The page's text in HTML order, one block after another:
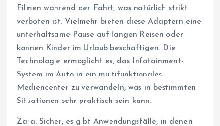
Filmen während der Fahrt, was natürlich strikt
verboten ist. Vielmehr bieten diese Adaptern eine
unterhaltsame Pause auf langen Reisen oder
können Kinder im Urlaub beschäftigen. Die
Technologie ermöglicht es, das Infotainment-
System im Auto in ein multifunktionales
Mediencenter zu verwandeln, was in bestimmten
Situationen sehr praktisch sein kann.
Zara: Sicher, es gibt Anwendungsfälle, in denen